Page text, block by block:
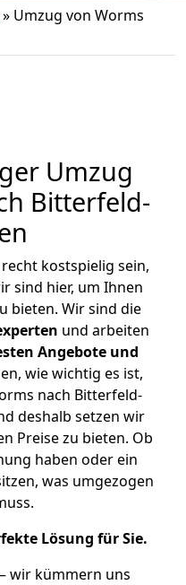
» Umzug von Worms
Umzug
Bitterfeld-
kostspielig sein,
sind hier, um Ihnen
bieten. Wir sind die
und arbeiten
Angebote und
wie wichtig es ist,
nach Bitterfeld-
deshalb setzen wir
Preise zu bieten. Ob
haben oder ein
was umgezogen
Lösung für Sie.
wir kümmern uns